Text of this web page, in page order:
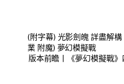
(附字幕) 光影劍魄 詳盡解
業 附魔) 夢幻模擬戰
版本前瞻丨《夢幻模擬戰